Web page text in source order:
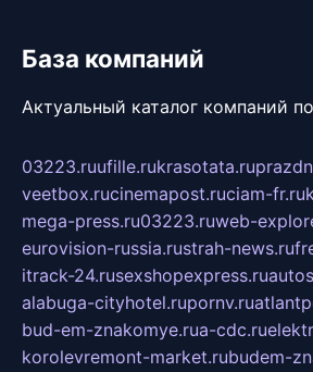
База компаний
Актуальный каталог компаний
03223.ruufille.rukrasotata.ru
veetbox.rucinemapost.ruciam-fr.ru
mega-press.ru03223.ruweb-
eurovision-russia.rustrah-news.ru
itrack-24.rusexshopexpress.ru
alabuga-cityhotel.rupornv.ru
bud-em-znakomye.rua-cdc.ru
korolevremont-market.rubudem-